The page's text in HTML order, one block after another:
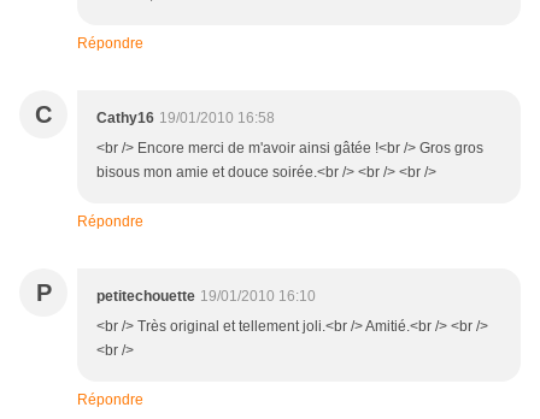
Répondre
C Cathy16 19/01/2010 16:58
<br /> Encore merci de m'avoir ainsi gâtée !<br /> Gros gros
bisous mon amie et douce soirée.<br /> <br /> <br />
Répondre
P petitechouette 19/01/2010 16:10
<br /> Très original et tellement joli.<br /> Amitié.<br /> <br />
<br />
Répondre